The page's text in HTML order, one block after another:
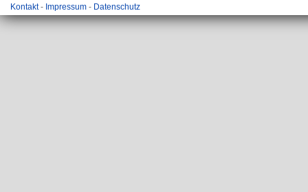
Kontakt- Impressum - Datenschutz